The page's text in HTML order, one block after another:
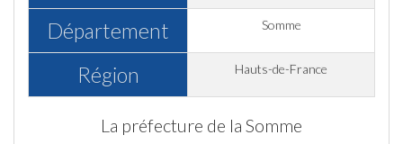
Département Somme
Région Hauts-de-France
La préfecture de la Somme